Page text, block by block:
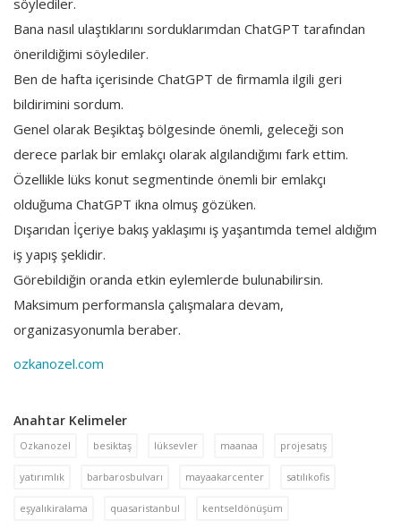
Bana nasıl ulaştıklarını sorduklarımdan ChatGPT tarafından
önerildiğimi söylediler.
Ben de hafta içerisinde ChatGPT de firmamla ilgili geri
bildirimini sordum.
Genel olarak Beşiktaş bölgesinde önemli, geleceği son
derece parlak bir emlakçı olarak algılandığımı fark ettim.
Özellikle lüks konut segmentinde önemli bir emlakçı
olduğuma ChatGPT ikna olmuş gözüken.
Dışarıdan İçeriye bakış yaklaşımı iş yaşantımda temel aldığım
iş yapış şeklidir.
Görebildiğin oranda etkin eylemlerde bulunabilirsin.
Maksimum performansla çalışmalara devam,
organizasyonumla beraber.
ozkanozel.com
Anahtar Kelimeler
Ozkanozel besiktaş lüksevler maanaa projesatış
yatırımlık barbarosbulvarı mayaakarcenter satılıkofis
eşyalıkiralama quasaristanbul kentseldönüşüm